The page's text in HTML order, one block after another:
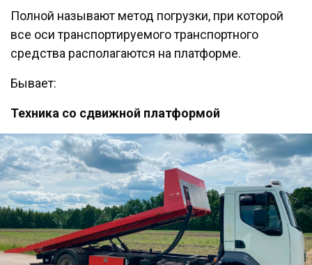
Полной называют метод погрузки, при которой
все оси транспортируемого транспортного
средства располагаются на платформе.
Бывает:
Техника со сдвижной платформой